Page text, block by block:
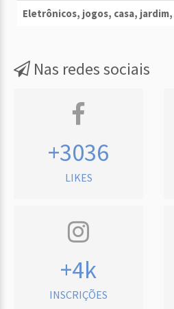
Eletrônicos, jogos, casa,
Nas redes sociais
+3036
LIKES
+4k
INSCRIÇÕES